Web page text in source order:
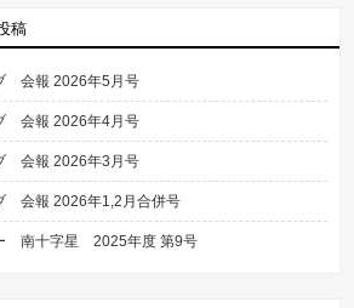
稿
会報 2026年5月号
会報 2026年4月号
会報 2026年3月号
会報 2026年1,2月合併号
南十字星 2025年度 第9号